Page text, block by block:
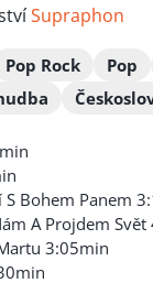
Supraphon
Pop Rock Pop
Bohem Panem
A Projdem
3:05min